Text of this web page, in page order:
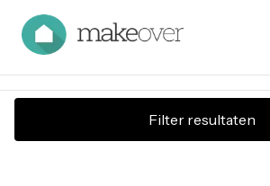
Filter resultaten